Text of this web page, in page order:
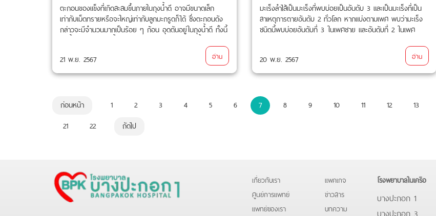
ตะกอนของแข็งที่เกิดสะสมขึ้นภายในถุงน้ำดี อาจมีขนาดเล็ก
เท่ากับเม็ดทรายหรือจะใหญ่เท่ากับลูกมะกรูดก็ได้ ซึ่งตะกอนดัง
กล่าวจะมีจำนวนมากเป็นร้อย ๆ ก้อน อุดตันอยู่ในถุงน้ำดี ทั้งนี้
ถุงน้ำดีมีหน้าที่ทำให้น้ำดีเข้มข้น ไว้พร้อมใช้สำหรับขับน้ำดีออกมา
21 พ.ย. 2567 อ่าน
มะเร็งลำไส้เป็นมะเร็งที่พบบ่อยเป็นอันดับ 3 และเป็นมะเร็งที่เป็น
สาเหตุการตายอันดับ 2 ทั่วโลก หากแบ่งตามเพศ พบว่ามะเร็ง
ชนิดนี้พบบ่อยอันดับที่ 3 ในเพศชาย และอันดับที่ 2 ในเพศ
ขึ้นไป และจะพบมากสุดในช่วงอายุมากกว่า 80 ปี แต่อย่างไร
ก็ตามมะเร็งลำไส้ในผู้ป่วยอายุน้อยกว่า 30 ปีก็ยังพบได้ 10-
20%
20 พ.ย. 2567 อ่าน
ก่อนหน้า 1 2 3 4 5 6 7 8 9 10 11 12 13
21
22 ถัดไป
เกี่ยวกับเรา
ศูนย์การแพทย์
แพทย์ของเรา
แพคเกจ
ข่าวสาร
บทความ
โรงพยาบาลในเครือ
บางปะกอก 1
บางปะกอก 3